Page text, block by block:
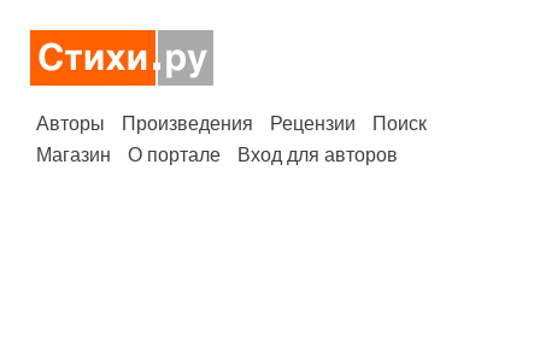
Авторы Произведения Рецензии
Поиск
Магазин
О портале Вход для авторов